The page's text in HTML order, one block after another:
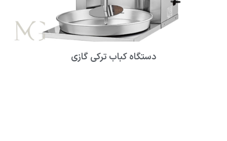
دستگاه کباب ترکی گازی